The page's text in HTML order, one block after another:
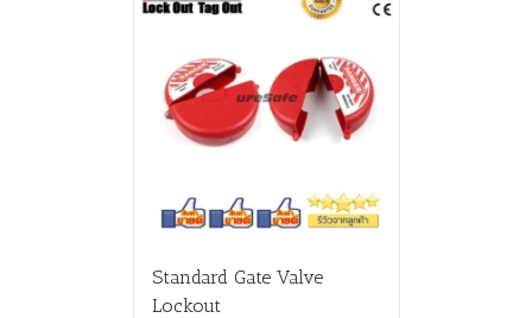
Standard Gate Valve
Lockout